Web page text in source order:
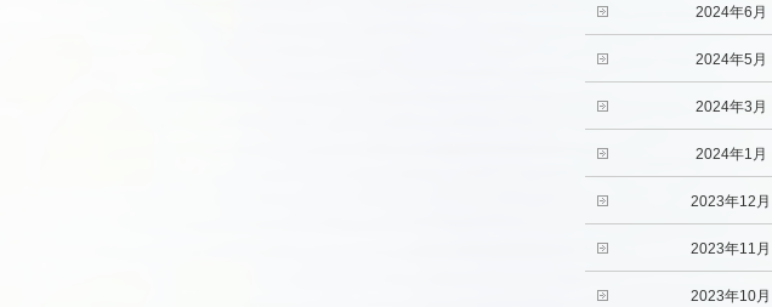
2024年6月
2024年5月
2024年3月
2024年1月
2023年12月
2023年11月
2023年10月